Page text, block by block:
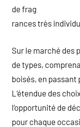
de frag
rances très
Sur le marché des
de types,
boisés, en passant
L’étendue des
l’opportunité de
pour chaque